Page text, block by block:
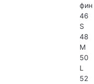
фин
46
S
48
M
50
L
52